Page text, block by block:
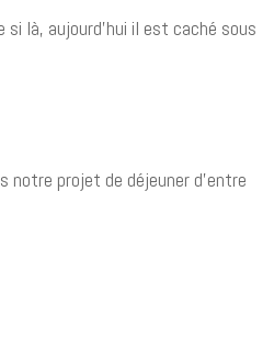
si là, aujourd’hui il est caché sous
notre projet de déjeuner d’entre